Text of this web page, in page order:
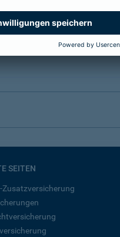
SEITEN
Zusatzversicherung